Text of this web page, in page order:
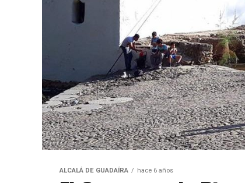
ALCALÁ DE GUADAÍRA hace 6 años